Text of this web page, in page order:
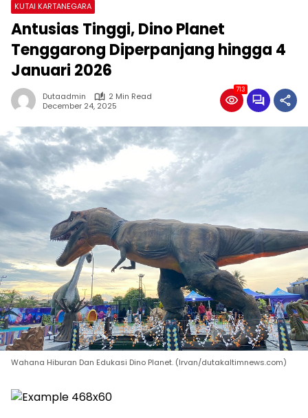
KUTAI KARTANEGARA
Antusias Tinggi, Dino Planet
Tenggarong Diperpanjang hingga 4
Januari 2026
Dutaadmin
2 Min Read
December 24, 2025
713
Wahana Hiburan Dan Edukasi Dino Planet. (Irvan/dutakaltimnews.com)